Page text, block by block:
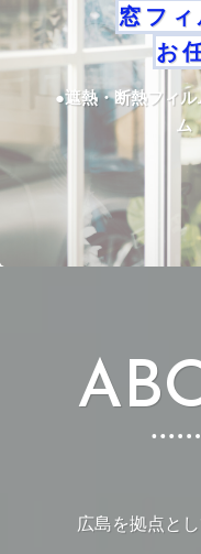
キ
ッ
プ
窓フ
お
●遮熱・断熱フィ
ム
広島を拠点と